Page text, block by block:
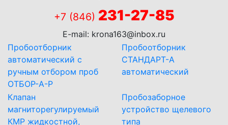
+7 (846) 231-27-85
E-mail: krona163@inbox.ru
Пробоотборник
автоматический с
ручным отбором проб
ОТБОР-А-Р
Пробоотборник
СТАНДАРТ-А
автоматический
Клапан
магниторегулируемый
КМР жидкостной,
Пробозаборное
устройство щелевого
типа